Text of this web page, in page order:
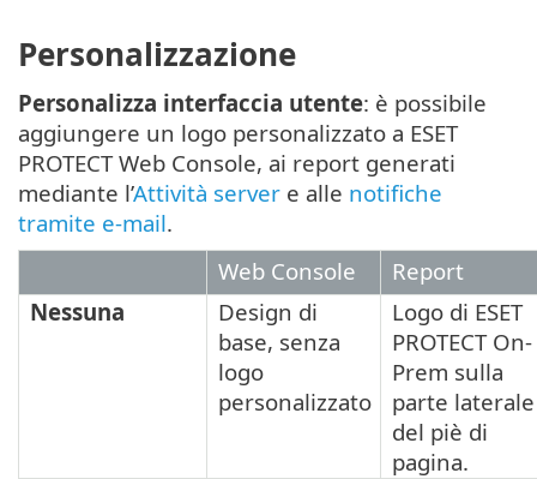
Personalizzazione
Personalizza interfaccia utente: è possibile
aggiungere un logo personalizzato a ESET
PROTECT Web Console, ai report generati
mediante l’Attività server e alle notifiche
tramite e-mail.
Web Console
Report
Nessuna
Design di
base, senza
logo
personalizzato
Logo di ESET
PROTECT On-
Prem sulla
parte laterale
del piè di
pagina.